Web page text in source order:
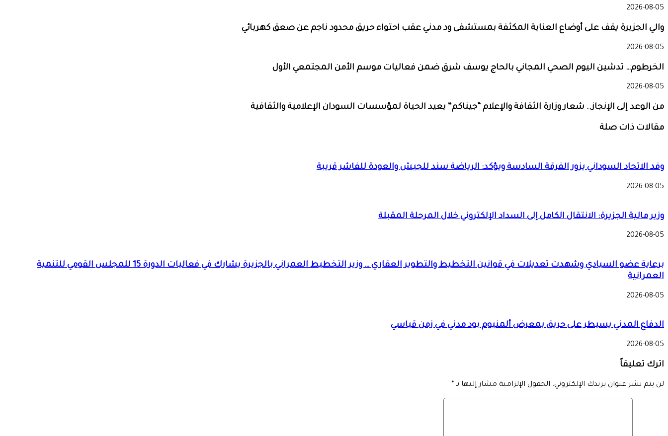
2026-08-05
والي الجزيرة يقف على أوضاع العناية المكثفة بمستشفى ود مدني عقب احتواء حريق محدود ناجم عن صعق كهربائي
2026-08-05
الخرطوم… تدشين اليوم الصحي المجاني بالحاج يوسف شرق ضمن فعاليات موسم الأمن المجتمعي الأول
2026-08-05
من الوعد إلى الإنجاز.. شعار وزارة الثقافة والإعلام “جيناكم” يعيد الحياة لمؤسسات السودان الإعلامية والثقافية
مقالات ذات صلة
وفد الاتحاد السوداني يزور الفرقة السادسة ويؤكد: الرياضة سند للجيش والعودة للفاشر قريبة
2026-08-05
وزير مالية الجزيرة: الانتقال الكامل إلى السداد الإلكتروني خلال المرحلة المقبلة
2026-08-05
برعاية عضو السيادي وشهدت تعديلات في قوانين التخطيط والتطوير العقاري … وزير التخطيط العمراني بالجزيرة يشارك في فعاليات الدورة 15 للمجلس القومي للتنمية
العمرانية
2026-08-05
الدفاع المدني يسيطر على حريق بمعرض ألمنيوم بود مدني في زمن قياسي
2026-08-05
اترك تعليقاً
لن يتم نشر عنوان بريدك الإلكتروني. الحقول الإلزامية مشار إليها بـ *